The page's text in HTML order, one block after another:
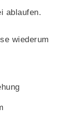
ablaufen.
wiederum